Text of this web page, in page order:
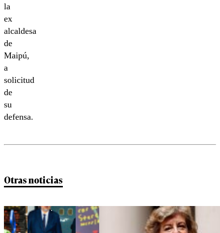
la
ex
alcaldesa
de
Maipú,
a
solicitud
de
su
defensa.
Otras noticias